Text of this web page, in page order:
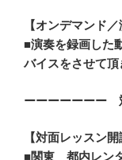
【オンデマンド
■演奏を録画した
バイスをさせて頂
ーーーーーーー
【対面レッスン開
■関東 都内レン